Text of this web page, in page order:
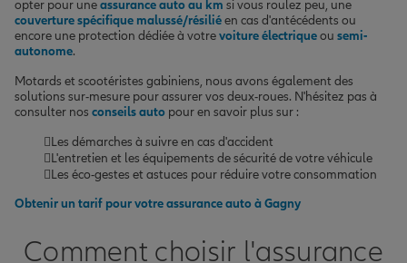
opter pour uneassurance auto au km si vous roulez peu, une
couverture spécifique malussé/résiliéen cas d'antécédents ou
encore une protection dédiée à votrevoiture électriqueou semi-
autonome.
Motards et scootéristes gabiniens, nous avons également des
solutions sur-mesure pour assurer vos deux-roues. N'hésitez pas à
consulter nos conseils auto pour en savoir plus sur :
Les démarches à suivre en cas d'accident
L'entretien et les équipements de sécurité de votre véhicule
Les éco-gestes et astuces pour réduire votre consommation
Obtenir un tarif pour votre assurance auto à Gagny
Comment choisir l'assurance